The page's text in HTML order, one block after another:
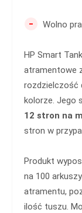
- Wolno
HP Smart
atramentowe
rozdzielczość
kolorze. Jego
12 stron na
stron w
Produkt
na 100
atramentu,
ilość tuszu.